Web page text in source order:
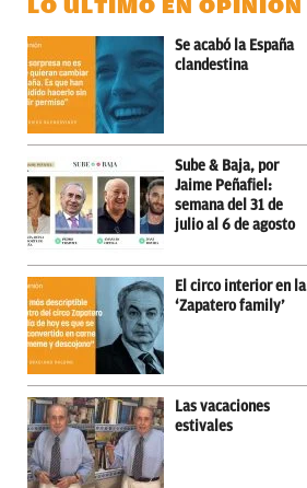
LO ÚLTIMO EN OPINIÓN
Se acabó la España
clandestina
Sube & Baja, por
Jaime Peñafiel:
semana del 31 de
julio al 6 de agosto
El circo interior en la
‘Zapatero family’
Las vacaciones
estivales